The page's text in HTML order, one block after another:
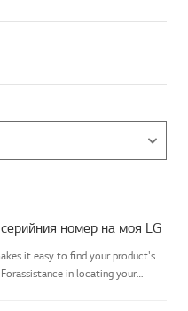
номер на моя LG
it easy to find your product's
in locating your